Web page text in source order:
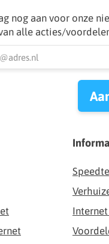
nog aan voor onze
alle acties/